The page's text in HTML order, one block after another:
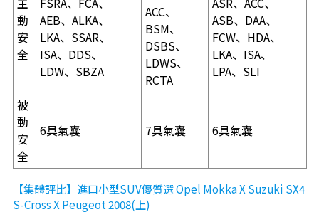
動
安
全
AEB、ALKA、
LKA、SSAR、
ISA、DDS、
LDW、SBZA
ACC、
BSM、
DSBS、
LDWS、
RCTA
ASB、DAA、
FCW、HDA、
LKA、ISA、
LPA、SLI
被
動
安
全
6具氣囊 7具氣囊 6具氣囊
【集體評比】進口小型SUV優質選 Opel Mokka X Suzuki SX4
S-Cross X Peugeot 2008(上)